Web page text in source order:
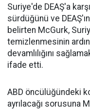
Suriye'de DEAŞ'a
sürdüğünü ve
belirten McGurk,
temizlenmesinin
devamlılığını
ifade etti.
ABD öncülüğündeki
ayrılacağı sorusuna